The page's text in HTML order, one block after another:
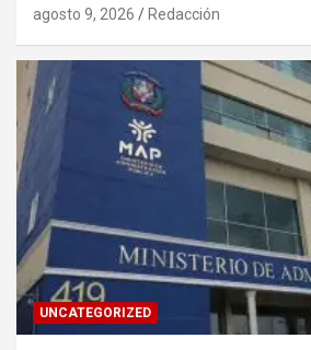
agosto 9, 2026 Redacción
UNCATEGORIZED